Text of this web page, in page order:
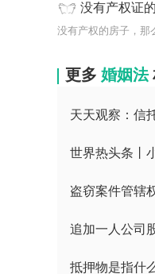
没有产权证的
更多 婚姻法